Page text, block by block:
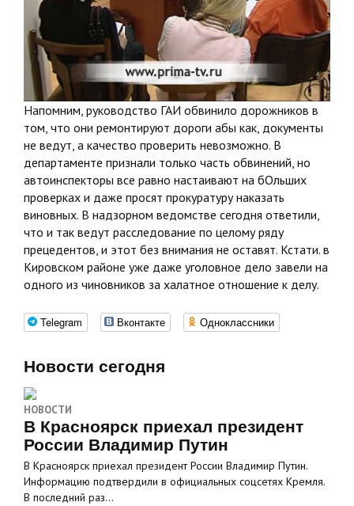
Напомним, руководство ГАИ обвинило дорожников в
том, что они ремонтируют дороги абы как, документы
не ведут, а качество проверить невозможно. В
департаменте признали только часть обвинений, но
автоинспекторы все равно настаивают на бОльших
проверках и даже просят прокуратуру наказать
виновных. В надзорном ведомстве сегодня ответили,
что и так ведут расследование по целому ряду
прецедентов, и этот без внимания не оставят. Кстати. в
Кировском районе уже даже уголовное дело завели на
одного из чиновников за халатное отношение к делу.
Telegram Вконтакте Одноклассники
Новости сегодня
НОВОСТИ
В Красноярск приехал президент
России Владимир Путин
В Красноярск приехал президент России Владимир Путин.
Информацию подтвердили в официальных соцсетях Кремля.
В последний раз…